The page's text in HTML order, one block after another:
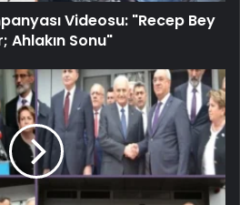
Videosu: "Recep Bey
Ahlakın Sonu"